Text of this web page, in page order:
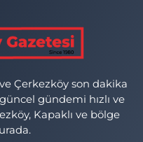
Çerkezköy son dakika
gündemi hızlı ve
Kapaklı ve bölge